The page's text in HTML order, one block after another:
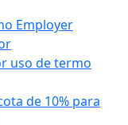
Employer
uso de termo
de 10% para